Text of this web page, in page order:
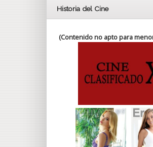
Historia del Cine
(Contenido no apto para